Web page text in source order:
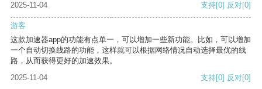
2025-11-04 支持[0] 反对[0]
游客
这款加速器app的功能有点单一，可以增加一些新功能。比如，可以增加
一个自动切换线路的功能，这样就可以根据网络情况自动选择最优的线
路，从而获得更好的加速效果。
2025-11-04
支持[0] 反对[0]